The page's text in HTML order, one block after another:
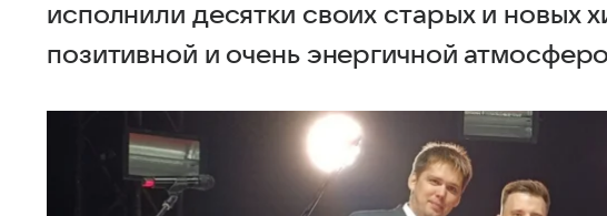
исполнили десятки своих старых и новых
позитивной и очень энергичной